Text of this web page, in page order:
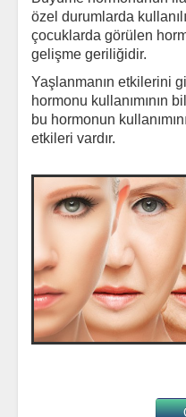
özel durumlarda
çocuklarda görülen
gelişme geriliğidir.
Yaşlanmanın etkilerini
hormonu kullanımının
bu hormonun
etkileri vardır.